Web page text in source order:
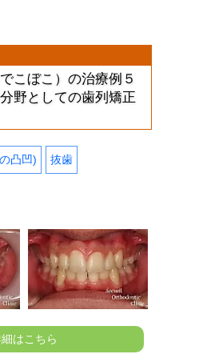
こぼこ）の治療例５
野としての歯列矯正
凸凹) 抜歯
はこちら